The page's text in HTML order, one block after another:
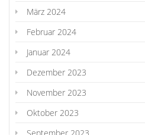
März 2024
Februar 2024
Januar 2024
Dezember 2023
November 2023
Oktober 2023